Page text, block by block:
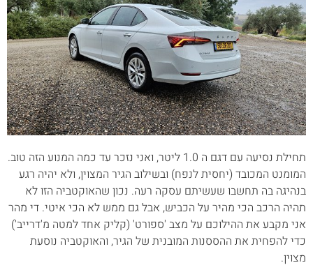
תחילת נסיעה עם דגם ה 1.0 ליטר, ואני נזכר עד כמה המנוע הזה טוב.
המומנט המכובד (יחסית לנפח) ובשילוב הגיר המצוין, ולא יהיה רגע
בנהיגה בה תחשבו שעשיתם עסקה רעה. נכון שהאוקטביה הזו לא
תהיה הרכב הכי מהיר על הכביש, אבל גם ממש לא הכי איטי. די מהר
אני מקבע את ההילוכם על מצב 'ספורט' (קליק אחד למטה מ'דרייב')
כדי להפחית את ההססנות המובנית של הגיר, והאוקטביה נוסעת
מצוין.